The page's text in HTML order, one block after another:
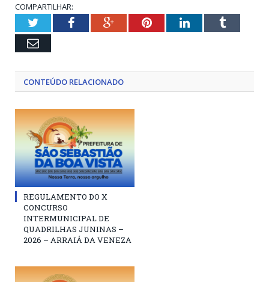
COMPARTILHAR:
TwitterFacebookGoogle+PinterestLinkedInTumblr
Email
CONTEÚDO RELACIONADO
REGULAMENTO DO X
CONCURSO
INTERMUNICIPAL DE
QUADRILHAS JUNINAS –
2026 – ARRAIÁ DA VENEZA